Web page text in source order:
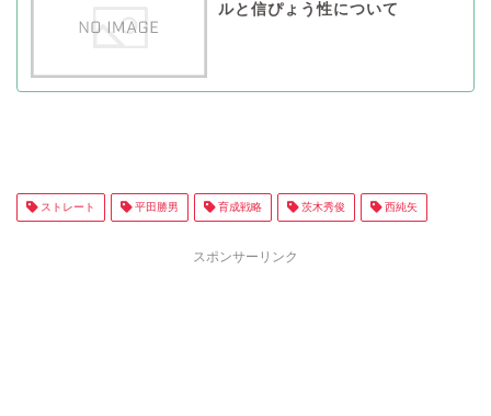
ルと信ぴょう性について
ストレート 平田勝男 育成戦略 茨木秀俊 西純矢
スポンサーリンク